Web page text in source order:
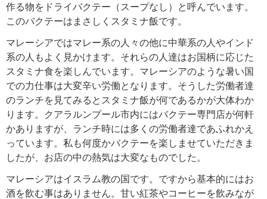
作る物をドライバクテー（スープなし）と呼んでいます。
このバクテーはまさしくスタミナ飯です。
マレーシアではマレー系の人々の他に中華系の人やインド
系の人もよく見かけます。それらの人達はお国柄に応じた
スタミナ食を楽しんでいます。マレーシアのような暑い国
での力仕事は大変辛い労働となります。そうした労働者達
のランチを見てみるとスタミナ飯が何であるかが大体わか
ります。クアラルンプール市内にはバクテー専門店が何軒
かありますが、ランチ時には多くの労働者達であふれかえ
っています。私も何度かバクテーを楽しませていただきま
したが、お店の中の熱気は大変なものでした。
マレーシアはイスラム教の国です。ですから基本的にはお
酒を飲む事はありません。甘い紅茶やコーヒーを飲みなが